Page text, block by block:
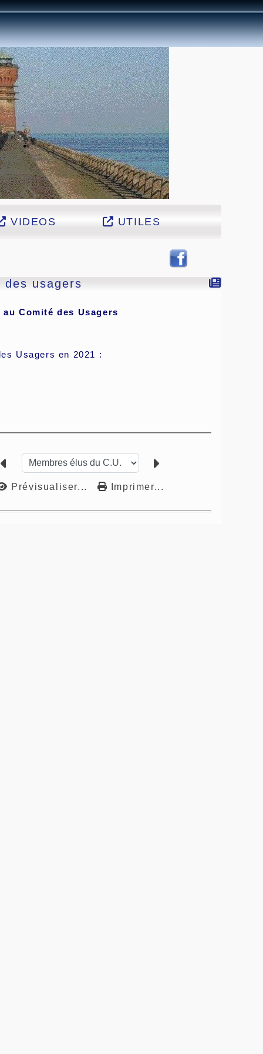
VIDEOS UTILES
des usagers
Comité des Usagers
Usagers en 2021 :
Prévisualiser... Imprimer...